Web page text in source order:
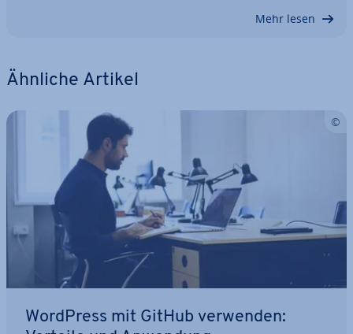
Mehr lesen
Ähnliche Artikel
WordPress mit GitHub verwenden: